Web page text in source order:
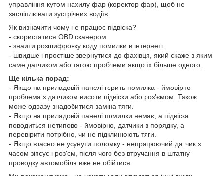
управління кутом нахилу фар (коректор фар), щоб не
засліплювати зустрічних водіїв.
Як визначити чому не працює підвіска?
- скористатися OBD сканером
- знайти розшифровку коду помилки в інтернеті.
- швидше і простіше звернутися до фахівця, який скаже з яким
саме датчиком або тягою проблеми якщо їх більше одного.
Ще кілька порад:
- Якщо на приладовій панелі горить помилка - ймовірно
проблема з датчиком висоти підвіски або роз'ємом. Також
може одразу знадобитися заміна тяги.
- Якщо на приладовій панелі помилки немає, а підвіска
поводиться нетипово - ймовірно, датчики в порядку, а
перевірити потрібно, чи не підклинюють тяги.
- Якщо вчасно не усунути поломку - непрацюючий датчик з
часом зіпсує і роз'єм, після чого без втручання в штатну
проводку автомобіля вже не обійтися.